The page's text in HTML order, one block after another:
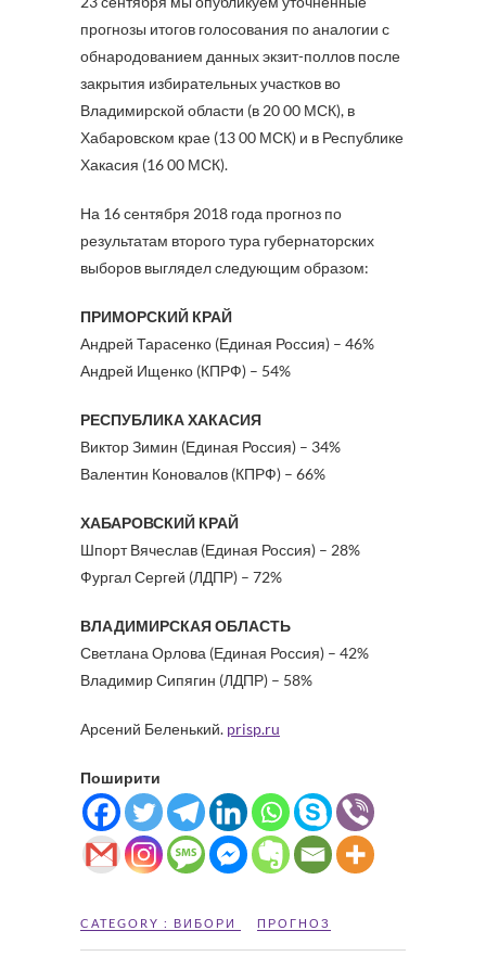
прогнозы итогов голосования по аналогии с
обнародованием данных экзит-поллов после
закрытия избирательных участков во
Владимирской области (в 20 00 МСК), в
Хабаровском крае (13 00 МСК) и в Республике
Хакасия (16 00 МСК).
На 16 сентября 2018 года прогноз по
результатам второго тура губернаторских
выборов выглядел следующим образом:
ПРИМОРСКИЙ КРАЙ
Андрей Тарасенко (Единая Россия) – 46%
Андрей Ищенко (КПРФ) – 54%
РЕСПУБЛИКА ХАКАСИЯ
Виктор Зимин (Единая Россия) – 34%
Валентин Коновалов (КПРФ) – 66%
ХАБАРОВСКИЙ КРАЙ
Шпорт Вячеслав (Единая Россия) – 28%
Фургал Сергей (ЛДПР) – 72%
ВЛАДИМИРСКАЯ ОБЛАСТЬ
Светлана Орлова (Единая Россия) – 42%
Владимир Сипягин (ЛДПР) – 58%
Арсений Беленький. prisp.ru
Поширити
CATEGORY : ВИБОРИ ПРОГНОЗ